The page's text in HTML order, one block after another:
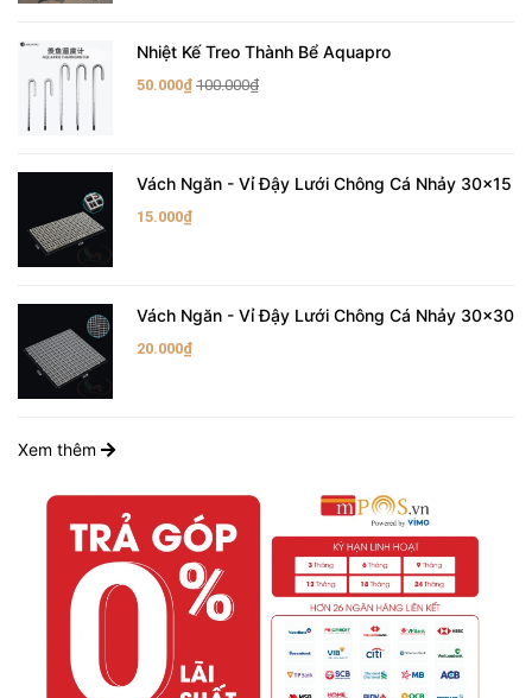
Nhiệt Kế Treo Thành Bể Aquapro
50.000₫ 100.000₫
Vách Ngăn - Vỉ Đậy Lưới Chông Cá Nhảy 30x15
15.000₫
Vách Ngăn - Vỉ Đậy Lưới Chông Cá Nhảy 30x30
20.000₫
Xem thêm